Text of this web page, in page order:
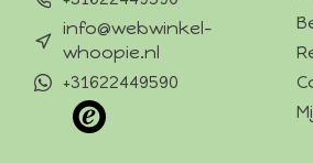
info@webwinkel-
whoopie.nl
+31622449590